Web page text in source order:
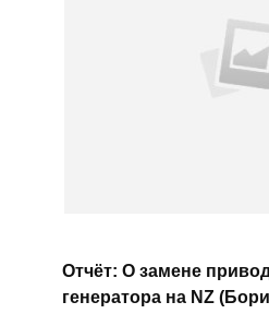
Отчёт: О замене
генератора на NZ